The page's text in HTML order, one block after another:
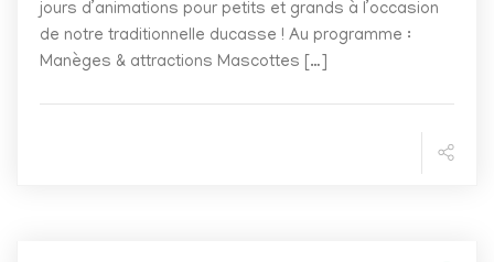
jours d’animations pour petits et grands à l’occasion
de notre traditionnelle ducasse ! Au programme :
Manèges & attractions Mascottes […]